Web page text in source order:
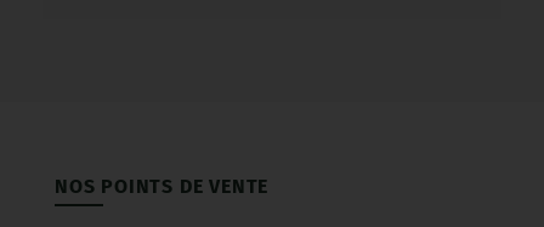
NOS POINTS DE VENTE